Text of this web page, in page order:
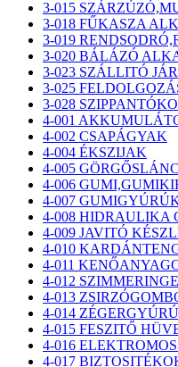
3-015
3-018 FŰKASZA
3-019
3-020 BÁLÁZÓ
3-023 SZÁLLITÓ
3-025
3-028
4-001
4-002 CSAPÁGYAK
4-004 ÉKSZIJAK
4-005
4-006
4-007
4-008 HIDRAULIKA
4-009 JAVITÓ
4-010
4-011
4-012
4-013
4-014
4-015 FESZITŐ
4-016
4-017